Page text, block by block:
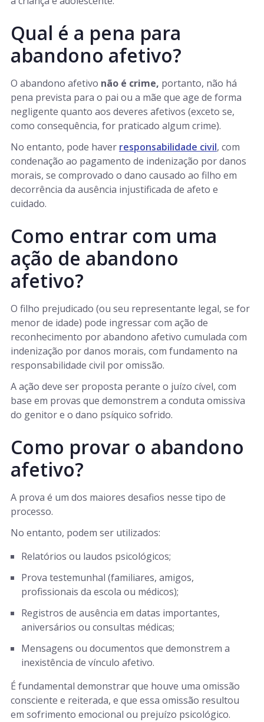
Qual é a pena para
abandono afetivo?
O abandono afetivo não é crime, portanto, não há
pena prevista para o pai ou a mãe que age de forma
negligente quanto aos deveres afetivos (exceto se,
como consequência, for praticado algum crime).
No entanto, pode haver responsabilidade civil, com
condenação ao pagamento de indenização por danos
morais, se comprovado o dano causado ao filho em
decorrência da ausência injustificada de afeto e
cuidado.
Como entrar com uma
ação de abandono
afetivo?
O filho prejudicado (ou seu representante legal, se for
menor de idade) pode ingressar com ação de
reconhecimento por abandono afetivo cumulada com
indenização por danos morais, com fundamento na
responsabilidade civil por omissão.
A ação deve ser proposta perante o juízo cível, com
base em provas que demonstrem a conduta omissiva
do genitor e o dano psíquico sofrido.
Como provar o abandono
afetivo?
A prova é um dos maiores desafios nesse tipo de
processo.
No entanto, podem ser utilizados:
Relatórios ou laudos psicológicos;
Prova testemunhal (familiares, amigos,
profissionais da escola ou médicos);
Registros de ausência em datas importantes,
aniversários ou consultas médicas;
Mensagens ou documentos que demonstrem a
inexistência de vínculo afetivo.
É fundamental demonstrar que houve uma omissão
consciente e reiterada, e que essa omissão resultou
em sofrimento emocional ou prejuízo psicológico.